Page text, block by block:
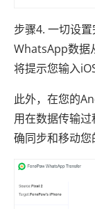
步骤4. 一切设
WhatsApp数据
将提示您输入
此外，在您的
用在数据传输
确同步和移动您